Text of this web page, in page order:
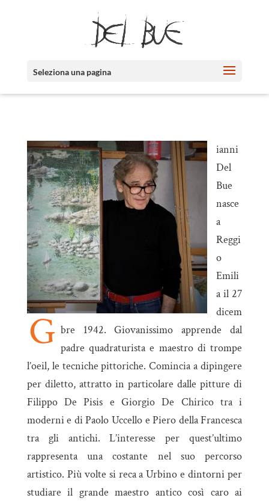
Seleziona una pagina
G
ianni
Del
Bue
nasce
a
Reggi
o
Emili
a il 27
dicem
bre 1942. Giovanissimo apprende dal
padre quadraturista e maestro di trompe
l’oeil, le tecniche pittoriche. Comincia a dipingere
per diletto, attratto in particolare dalle pitture di
Filippo De Pisis e Giorgio De Chirico tra i
moderni e di Paolo Uccello e Piero della Francesca
tra gli antichi. L’interesse per quest’ultimo
rappresenta una costante nel suo percorso
artistico. Più volte si reca a Urbino e dintorni per
studiare il grande maestro antico così caro ai